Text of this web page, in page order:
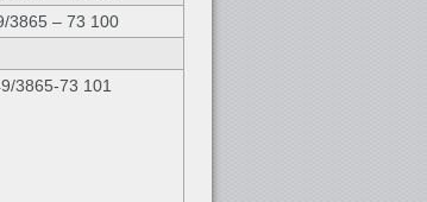
3865 – 73 100
3865-73 101